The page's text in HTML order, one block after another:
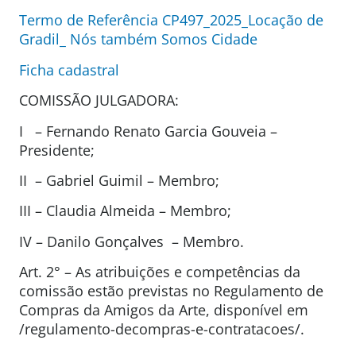
Termo de Referência CP497_2025_Locação de
Gradil_ Nós também Somos Cidade
Ficha cadastral
COMISSÃO JULGADORA:
I – Fernando Renato Garcia Gouveia –
Presidente;
II – Gabriel Guimil – Membro;
III – Claudia Almeida – Membro;
IV – Danilo Gonçalves – Membro.
Art. 2° – As atribuições e competências da
comissão estão previstas no Regulamento de
Compras da Amigos da Arte, disponível em
/regulamento-decompras-e-contratacoes/.